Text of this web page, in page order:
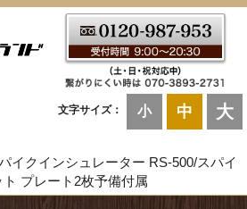
文字サイズ： 小 中 大
イクインシュレーター RS-500/スパイ
プレート2枚予備付属